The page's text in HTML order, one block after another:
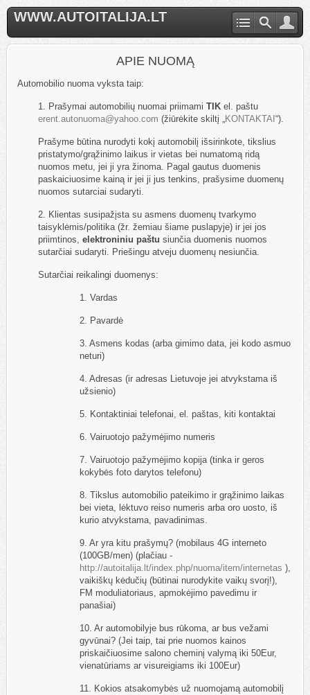
WWW.AUTOITALIJA.LT
APIE NUOMĄ
Automobilio nuoma vyksta taip:
1. Prašymai automobilių nuomai priimami TIK el. paštu
erent.autonuoma@yahoo.com (žiūrėkite skiltį „KONTAKTAI “).
Prašyme būtina nurodyti kokį automobilį išsirinkote, tikslius
pristatymo/grąžinimo laikus ir vietas bei numatomą ridą
nuomos metu, jei ji yra žinoma. Pagal gautus duomenis
paskaiciuosime kainą ir jei ji jus tenkins, prašysime duomenų
nuomos sutarciai sudaryti.
2. Klientas susipažįsta su asmens duomenų tvarkymo
taisyklėmis/politika (žr. žemiau šiame puslapyje) ir jei jos
priimtinos, elektroniniu paštu siunčia duomenis nuomos
sutarčiai sudaryti. Priešingu atveju duomenų nesiunčia.
Sutarčiai reikalingi duomenys:
1. Vardas
2. Pavardė
3. Asmens kodas (arba gimimo data, jei kodo asmuo
neturi)
4. Adresas (ir adresas Lietuvoje jei atvykstama iš
užsienio)
5. Kontaktiniai telefonai, el. paštas, kiti kontaktai
6. Vairuotojo pažymėjimo numeris
7. Vairuotojo pažymėjimo kopija (tinka ir geros
kokybės foto darytos telefonu)
8. Tikslus automobilio pateikimo ir grąžinimo laikas
bei vieta, lėktuvo reiso numeris arba oro uosto, iš
kurio atvykstama, pavadinimas.
9. Ar yra kitu prašymų? (mobilaus 4G interneto
(100GB/men) (plačiau -
http://autoitalija.lt/index.php/nuoma/item/internetas ),
vaikiškų kėdučių (būtinai nurodykite vaikų svorį!),
FM moduliatoriaus, apmokėjimo pavedimu ir
panašiai)
10. Ar automobilyje bus rūkoma, ar bus vežami
gyvūnai? (Jei taip, tai prie nuomos kainos
priskaičiuosime salono cheminį valymą iki 50Eur,
vienatūriams ar visureigiams iki 100Eur)
11. Kokios atsakomybės už nuomojamą automobilį